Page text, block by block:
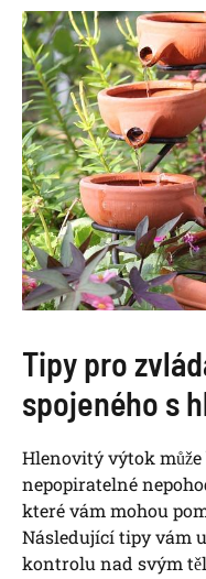
Tipy pro
spojeného s
Hlenovitý výtok
nepopiratelné
které vám mohou
Následující tipy vám
kontrolu nad svým